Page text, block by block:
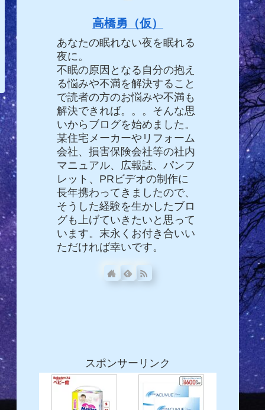
高橋勇（仮）
あなたの眠れない夜を眠れる
夜に。
不眠の原因となる自分の抱え
る悩みや不満を解決すること
で読者の方のお悩みや不満も
解決できれば。。。そんな思
いからブログを始めました。
某住宅メーカーやリフォーム
会社、損害保険会社等の社内
マニュアル、広報誌、パンフ
レット、PRビデオの制作に
長年携わってきましたので、
そうした経験を生かしたブロ
グも上げていきたいと思って
います。末永くお付き合いい
ただければ幸いです。
スポンサーリンク